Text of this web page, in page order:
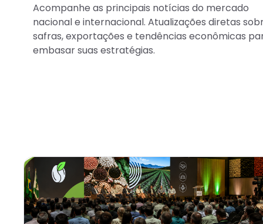
Acompanhe as principais notícias do mercado
nacional e internacional. Atualizações diretas
safras, exportações e tendências econômicas
embasar suas estratégias.